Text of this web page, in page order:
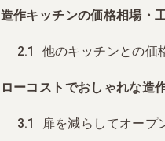
造作キッチンの価格相場・
他のキッチンとの価
ローコストでおしゃれな造
扉を減らしてオープ